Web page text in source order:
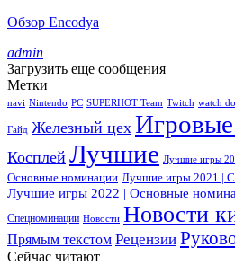
Обзор Encodya
admin
Загрузить еще сообщения
Метки
navi Nintendo PC SUPERHOT Team Twitch watch
Гайд Железный цех
Косплей Лучшие Лучшие игры
Основные номинации Лучшие игры 2021 |
Лучшие игры 2022 | Основные
Спецноминации Новости Новости
Прямым текстом Рецензии
Сейчас читают